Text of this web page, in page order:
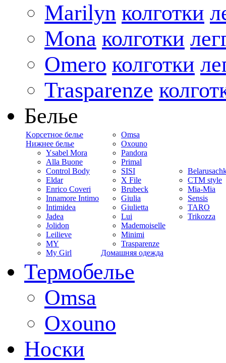
Marilyn колготки
Mona колготки
Omero колготки
Trasparenze
Белье
Kорсетное белье
Нижнее белье
Ysabel Mora
Alla Buone
Control Body
Eldar
Enrico Coveri
Innamore Intimo
Intimidea
Jadea
Jolidon
Leilieve
MY
My Girl
Omsa
Oxouno
Pandora
Primal
SISI
X File
Brubeck
Giulia
Giulietta
Lui
Mademoiselle
Minimi
Trasparenze
Домашняя одежда
CTM style
Mia-Mia
Sensis
TARO
Trikozza
Термобелье
Omsa
Oxouno
Носки